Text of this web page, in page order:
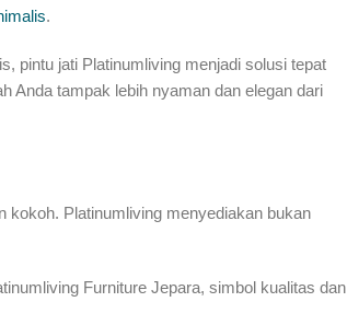
.
pintu jati Platinumliving menjadi solusi tepat
Anda tampak lebih nyaman dan elegan dari
kokoh. Platinumliving menyediakan bukan
Furniture Jepara, simbol kualitas dan